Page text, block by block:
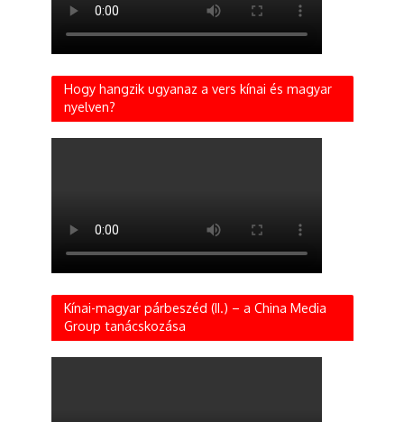
Hogy hangzik ugyanaz a vers kínai és magyar
nyelven?
Kínai-magyar párbeszéd (II.) – a China Media
Group tanácskozása